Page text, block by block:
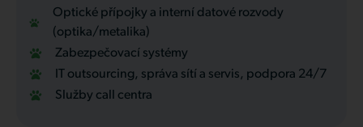
Optické přípojky a interní datové rozvody
(optika/metalika)
Zabezpečovací systémy
IT outsourcing, správa sítí a servis, podpora 24/7
Služby call centra